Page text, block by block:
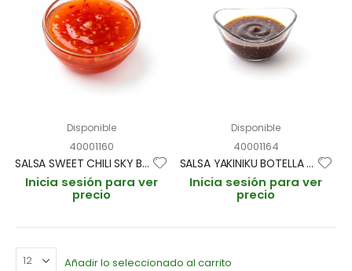
Disponible
40001160
SALSA SWEET CHILI SKY BOTELLA 700ml (CAJA 12 BOTELLAS)
Inicia sesión para ver
precio
Disponible
40001164
SALSA YAKINIKU BOTELLA 1kg (CAJA 12 BOTELLAS)
Inicia sesión para ver
precio
Añadir lo seleccionado al carrito